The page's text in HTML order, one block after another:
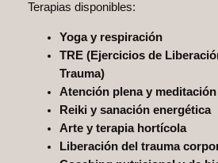
Terapias disponibles:
Yoga y respiración
TRE (Ejercicios de
Trauma)
Atención plena y
Reiki y sanación energética
Arte y terapia hortícola
Liberación del trauma